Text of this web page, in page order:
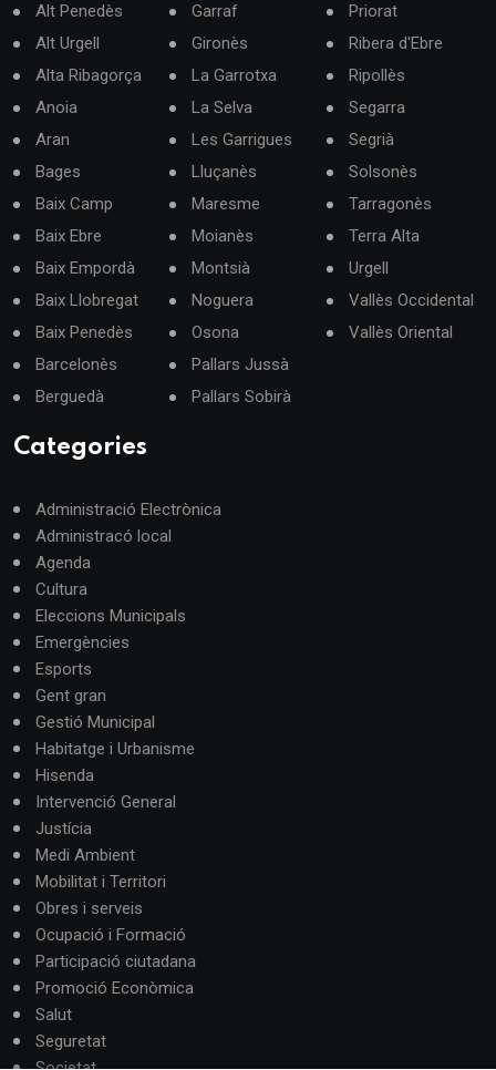
Alt Penedès
Alt Urgell
Alta Ribagorça
Anoia
Aran
Bages
Baix Camp
Baix Ebre
Baix Empordà
Baix Llobregat
Baix Penedès
Barcelonès
Berguedà
Garraf
Gironès
La Garrotxa
La Selva
Les Garrigues
Lluçanès
Maresme
Moianès
Montsià
Noguera
Osona
Pallars Jussà
Pallars Sobirà
Priorat
Ribera d'Ebre
Ripollès
Segarra
Segrià
Solsonès
Tarragonès
Terra Alta
Urgell
Vallès Occidental
Vallès Oriental
Categories
Administració Electrònica
Administracó local
Agenda
Cultura
Eleccions Municipals
Emergències
Esports
Gent gran
Gestió Municipal
Habitatge i Urbanisme
Hisenda
Intervenció General
Justícia
Medi Ambient
Mobilitat i Territori
Obres i serveis
Ocupació i Formació
Participació ciutadana
Promoció Econòmica
Salut
Seguretat